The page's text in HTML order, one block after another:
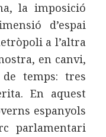
la imposició
d’espai
a l’altra
en canvi,
temps: tres
En aquest
espanyols
parlamentari